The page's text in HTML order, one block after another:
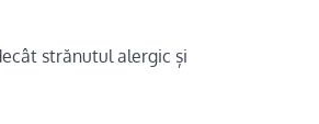
strănutul alergic și